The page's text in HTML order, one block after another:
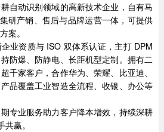
自动识别领域的高新技术企业，自有马
研产销、售后与品牌运营一体，可提供
案。
业资质与 ISO 双体系认证，主打 DPM
防爆、防静电、长距机型定制。拥有二
千家客户，合作华为、荣耀、比亚迪、
品覆盖工业智造全流程、收银、办公等
专业服务助力客户降本增效，持续深耕
赢。